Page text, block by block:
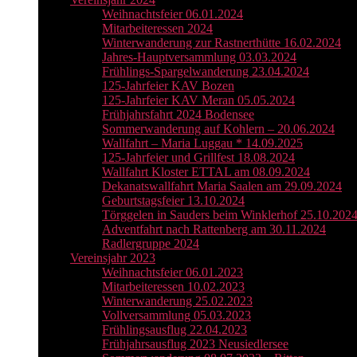
Weihnachtsfeier 06.01.2024
Mitarbeiteressen 2024
Winterwanderung zur Rastnerthütte 16.02.2024
Jahres-Hauptversammlung 03.03.2024
Frühlings-Spargelwanderung 23.04.2024
125-Jahrfeier KAV Bozen
125-Jahrfeier KAV Meran 05.05.2024
Frühjahrsfahrt 2024 Bodensee
Sommerwanderung auf Kohlern – 20.06.2024
Wallfahrt – Maria Luggau * 14.09.2025
125-Jahrfeier und Grillfest 18.08.2024
Wallfahrt Kloster ETTAL am 08.09.2024
Dekanatswallfahrt Maria Saalen am 29.09.2024
Geburtstagsfeier 13.10.2024
Törggelen in Sauders beim Winklerhof 25.10.2024
Adventfahrt nach Rattenberg am 30.11.2024
Radlergruppe 2024
Vereinsjahr 2023
Weihnachtsfeier 06.01.2023
Mitarbeiteressen 10.02.2023
Winterwanderung 25.02.2023
Vollversammlung 05.03.2023
Frühlingsausflug 22.04.2023
Frühjahrsausflug 2023 Neusiedlersee